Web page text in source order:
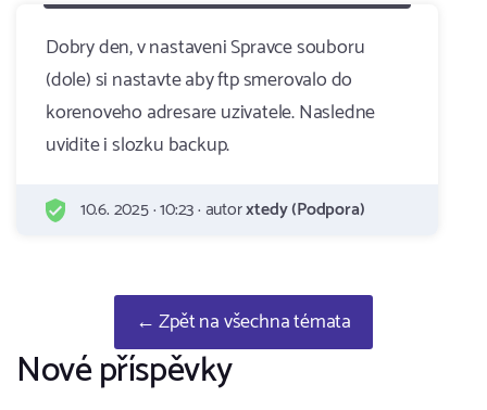
Dobry den, v nastaveni Spravce souboru
(dole) si nastavte aby ftp smerovalo do
korenoveho adresare uzivatele. Nasledne
uvidite i slozku backup.
10.6. 2025 · 10:23 · autorxtedy (Podpora)
← Zpět na všechna témata
Nové příspěvky